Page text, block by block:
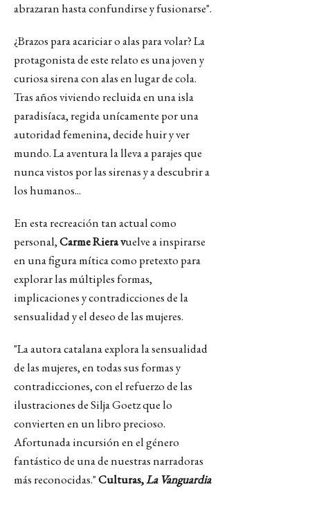
abrazaran hasta confundirse y fusionarse".
¿Brazos para acariciar o alas para volar? La
protagonista de este relato es una joven y
curiosa sirena con alas en lugar de cola.
Tras años viviendo recluida en una isla
paradisíaca, regida unícamente por una
autoridad femenina, decide huir y ver
mundo. La aventura la lleva a parajes que
nunca vistos por las sirenas y a descubrir a
los humanos...
En esta recreación tan actual como
personal,Carme Riera vuelve a inspirarse
en una figura mítica como pretexto para
explorar las múltiples formas,
implicaciones y contradicciones de la
sensualidad y el deseo de las mujeres.
"La autora catalana explora la sensualidad
de las mujeres, en todas sus formas y
contradicciones, con el refuerzo de las
ilustraciones de Silja Goetz que lo
convierten en un libro precioso.
Afortunada incursión en el género
fantástico de una de nuestras narradoras
más reconocidas."Culturas,La Vanguardia